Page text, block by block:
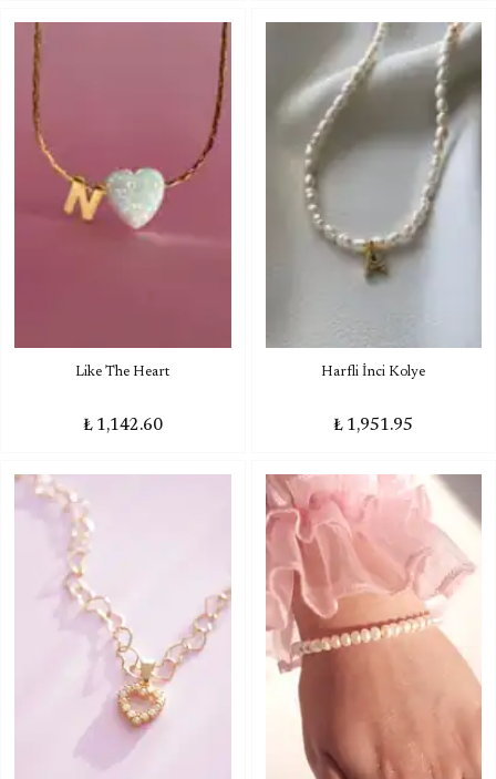
Like The Heart
₺ 1,142.60
Harfli İnci Kolye
₺ 1,951.95